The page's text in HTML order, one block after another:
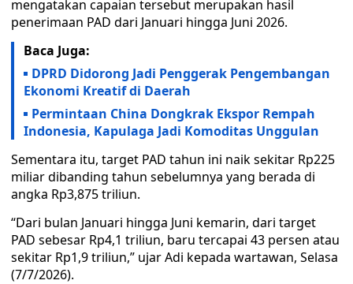
mengatakan capaian tersebut merupakan hasil
penerimaan PAD dari Januari hingga Juni 2026.
Baca Juga:
DPRD Didorong Jadi Penggerak Pengembangan
Ekonomi Kreatif di Daerah
Permintaan China Dongkrak Ekspor Rempah
Indonesia, Kapulaga Jadi Komoditas Unggulan
Sementara itu, target PAD tahun ini naik sekitar Rp225
miliar dibanding tahun sebelumnya yang berada di
angka Rp3,875 triliun.
“Dari bulan Januari hingga Juni kemarin, dari target
PAD sebesar Rp4,1 triliun, baru tercapai 43 persen atau
sekitar Rp1,9 triliun,” ujar Adi kepada wartawan, Selasa
(7/7/2026).